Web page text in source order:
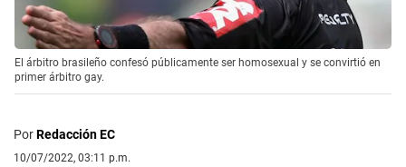
El árbitro brasileño confesó públicamente ser homosexual y se convirtió en
primer árbitro gay.
PorRedacción EC
10/07/2022, 03:11 p.m.